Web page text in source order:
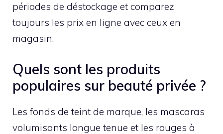
périodes de déstockage et comparez
toujours les prix en ligne avec ceux en
magasin.
Quels sont les produits
populaires sur beauté privée ?
Les fonds de teint de marque, les mascaras
volumisants longue tenue et les rouges à